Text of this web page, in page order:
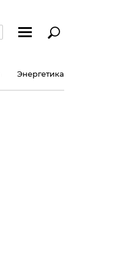
Энергетика